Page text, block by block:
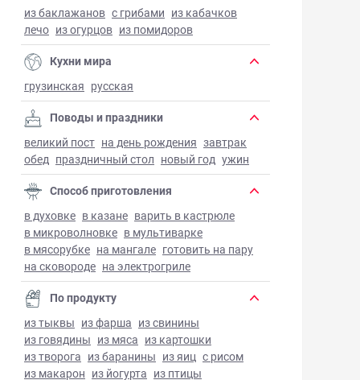
из баклажанов с грибами из кабачков
лечо из огурцов из помидоров
Кухни мира
грузинская русская
Поводы и праздники
великий пост на день рождения завтрак
обед праздничный стол новый год ужин
Способ приготовления
в духовке в казане варить в кастрюле
в микроволновке в мультиварке
в мясорубке на мангале готовить на пару
на сковороде на электрогриле
По продукту
из тыквы из фарша из свинины
из говядины из мяса из картошки
из творога из баранины из яиц с рисом
из макарон из йогурта из птицы